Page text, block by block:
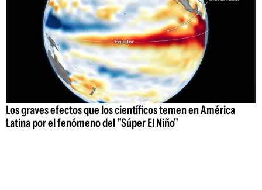
Los graves efectos que los científicos temen en América
Latina por el fenómeno del "Súper El Niño"